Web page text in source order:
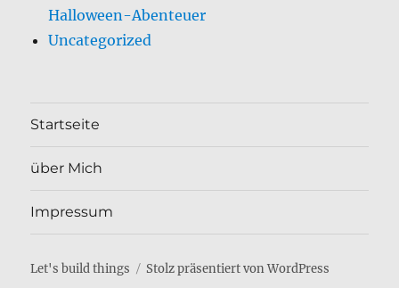
Halloween-Abenteuer
Uncategorized
Startseite
über Mich
Impressum
Let's build things Stolz präsentiert von WordPress